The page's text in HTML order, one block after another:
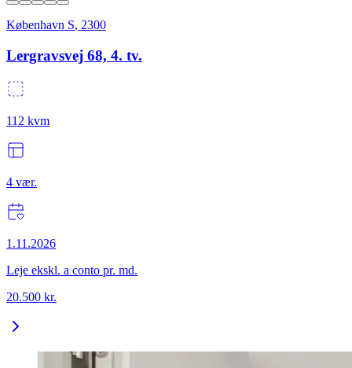
København S, 2300
Lergravsvej 68, 4. tv.
112 kvm
4 vær.
1.11.2026
Leje ekskl. a conto pr. md.
20.500 kr.